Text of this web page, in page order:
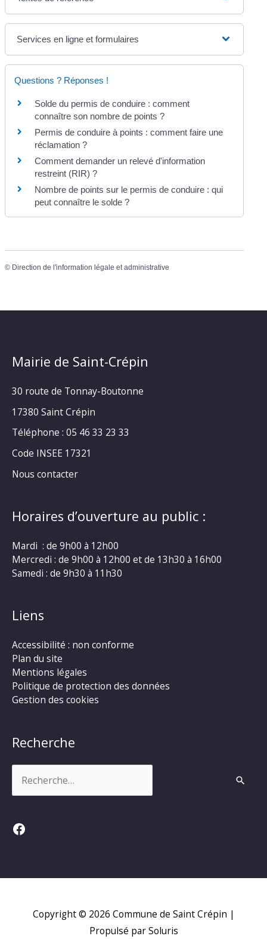
Services en ligne et formulaires
Questions ? Réponses !
Solde du permis de conduire : comment
connaître son nombre de points ?
Permis de conduire à points : comment faire une
réclamation ?
Comment demander un relevé d'information
restreint (RIR) ?
Nombre de points sur le permis de conduire : qui
peut connaître le solde ?
© Direction de l'information légale et administrative
Mairie de Saint-Crépin
30 route de Tonnay-Boutonne
17380 Saint Crépin
Téléphone : 05 46 33 23 33
Code INSEE 17321
Nous contacter
Horaires d’ouverture au public :
Mardi : de 9h00 à 12h00
Mercredi : de 9h00 à 12h00 et de 13h30 à 16h00
Samedi : de 9h30 à 11h30
Liens
Accessibilité : non conforme
Plan du site
Mentions légales
Politique de protection des données
Gestion des cookies
Recherche
Facebook
Copyright © 2026 Commune de Saint Crépin |
Propulsé par Soluris